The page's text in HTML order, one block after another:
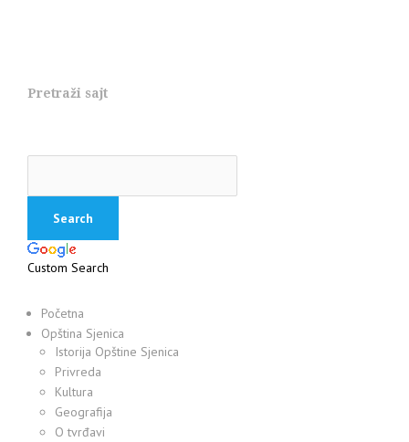
Pretraži sajt
Custom Search
Početna
Opština Sjenica
Istorija Opštine Sjenica
Privreda
Kultura
Geografija
O tvrđavi